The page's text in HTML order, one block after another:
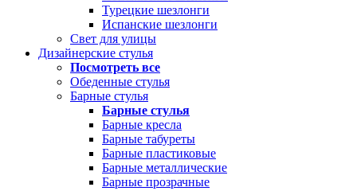
Турецкие шезлонги
Испанские шезлонги
Свет для улицы
Дизайнерские стулья
Посмотреть все
Обеденные стулья
Барные стулья
Барные стулья
Барные кресла
Барные табуреты
Барные пластиковые
Барные металлические
Барные прозрачные